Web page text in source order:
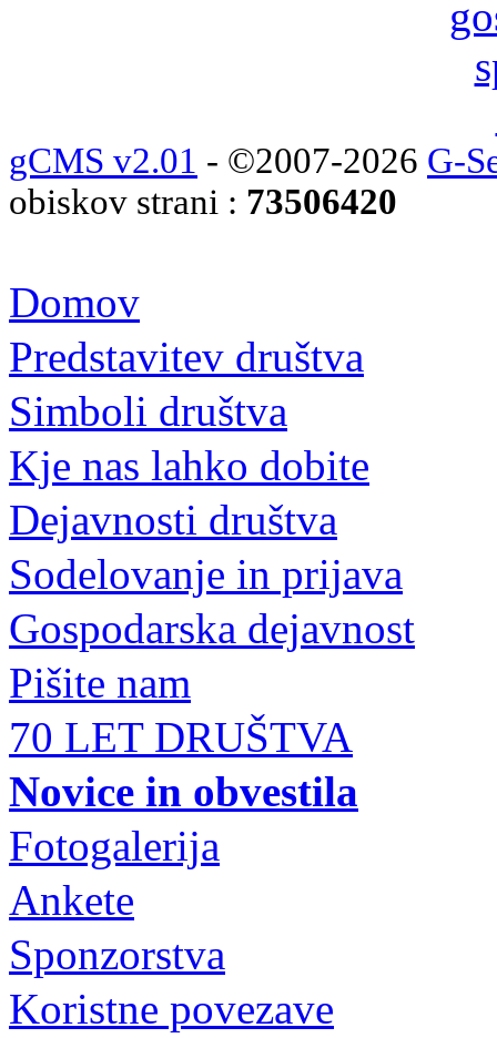
gCMS v2.01 - ©2007-2026 G-
obiskov strani : 73506420
Domov
Predstavitev društva
Simboli društva
Kje nas lahko dobite
Dejavnosti društva
Sodelovanje in prijava
Gospodarska dejavnost
Pišite nam
70 LET DRUŠTVA
Novice in obvestila
Fotogalerija
Ankete
Sponzorstva
Koristne povezave